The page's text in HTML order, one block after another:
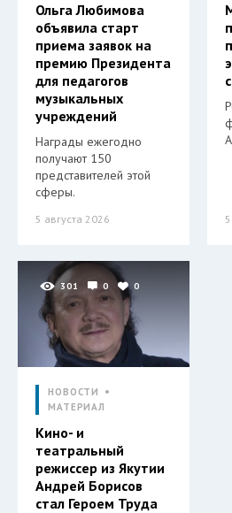
Ольга Любимова
объявила старт
приема заявок на
премию Президента
для педагогов
музыкальных
учреждений
Награды ежегодно
получают 150
представителей этой
сферы.
5 августа 2026
301 0 0
НОВОСТИ
МАТЕРИАЛ
Кино- и
театральный
режиссер из Якутии
Андрей Борисов
стал Героем Труда